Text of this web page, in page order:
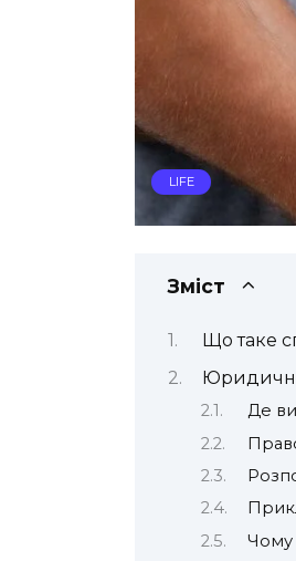
LIFE
Зміст
Що таке
Де
Чому